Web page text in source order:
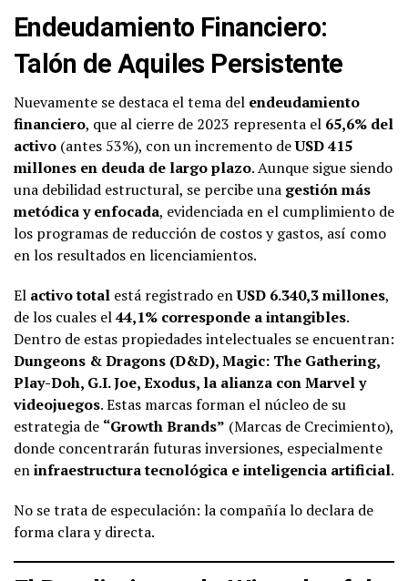
Endeudamiento Financiero:
Talón de Aquiles Persistente
Nuevamente se destaca el tema del endeudamiento
financiero, que al cierre de 2023 representa el 65,6% del
activo (antes 53%), con un incremento deUSD 415
millones en deuda de largo plazo. Aunque sigue siendo
una debilidad estructural, se percibe una gestión más
metódica y enfocada, evidenciada en el cumplimiento de
los programas de reducción de costos y gastos, así como
en los resultados en licenciamientos.
El activo total está registrado enUSD 6.340,3 millones,
de los cuales el44,1% corresponde a intangibles.
Dentro de estas propiedades intelectuales se encuentran:
Dungeons & Dragons (D&D), Magic: The Gathering,
Play-Doh, G.I. Joe, Exodus, la alianza con Marvel y
videojuegos. Estas marcas forman el núcleo de su
estrategia de “Growth Brands” (Marcas de Crecimiento),
donde concentrarán futuras inversiones, especialmente
eninfraestructura tecnológica e inteligencia artificial.
No se trata de especulación: la compañía lo declara de
forma clara y directa.